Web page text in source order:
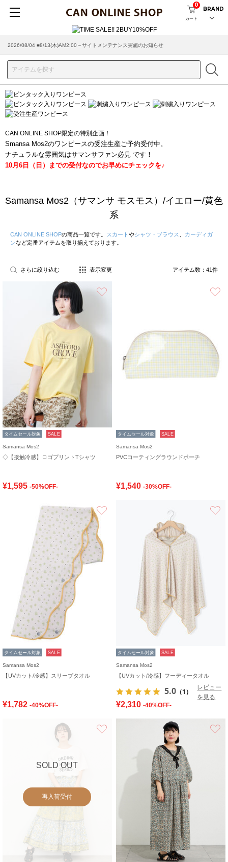
カート
0
BRAND
2026/08/04 ■8/13(木)AM2:00～サイトメンテナンス実施のお知らせ
2026/07/29 ■【お知らせ】ヤマト運輸の配送遅延・停止について
CAN ONLINE SHOP限定の特別企画！
Smansa Mos2のワンピースの受注生産ご予約受付中。
ナチュラルな雰囲気はサマンサファン必見 です！
10月6日（日）までの受付なのでお早めにチェックを♪
Samansa Mos2（サマンサ モスモス）/イエロー/黄色
系
CAN ONLINE SHOPの商品一覧です。 スカート やシャツ・ブラウス
カーディガ
ンなど定番アイテムを取り揃えております。
さらに絞り込む 表示変更 アイテム数： 41件
タイムセール対象 SALE
Samansa Mos2
◇【接触冷感】ロゴプリントTシャツ
¥1,595 -50%OFF-
タイムセール対象 SALE
Samansa Mos2
PVCコーティングラウンドポーチ
¥1,540 -30%OFF-
タイムセール対象 SALE
Samansa Mos2
【UVカット/冷感】スリーブタオル
¥1,782 -40%OFF-
タイムセール対象 SALE
Samansa Mos2
【UVカット/冷感】フーディータオル
5.0 （1）
レビュー
を見る
¥2,310 -40%OFF-
SOLD OUT
再入荷受付